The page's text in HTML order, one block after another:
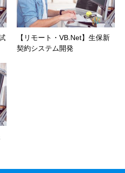
【リモート・VB.Net】生保新
契約システム開発